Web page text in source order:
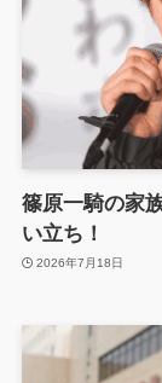
篠原一騎の家
い立ち！
2026年7月18日